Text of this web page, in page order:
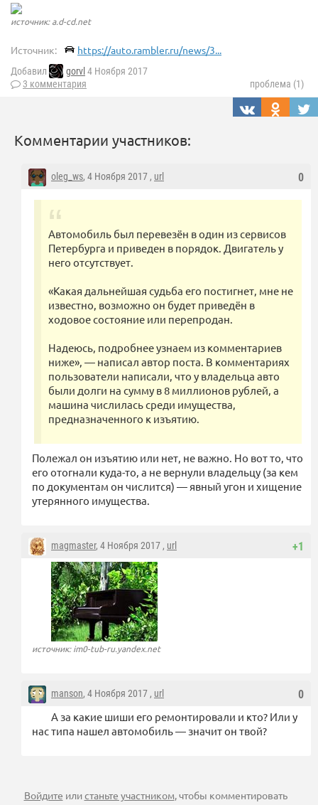
источник: a.d-cd.net
Источник: https://auto.rambler.ru/news/3...
Добавил gorvl 4 Ноября 2017
3 комментария
проблема (1)
Комментарии участников:
0
oleg_ws, 4 Ноября 2017 , url
Автомобиль был перевезён в один из сервисов
Петербурга и приведен в порядок. Двигатель у
него отсутствует.
«Какая дальнейшая судьба его постигнет, мне не
известно, возможно он будет приведён в
ходовое состояние или перепродан.
Надеюсь, подробнее узнаем из комментариев
ниже», — написал автор поста. В комментариях
пользователи написали, что у владельца авто
были долги на сумму в 8 миллионов рублей, а
машина числилась среди имущества,
предназначенного к изъятию.
Полежал он изъятию или нет, не важно. Но вот то, что
его отогнали куда-то, а не вернули владельцу (за кем
по документам он числится) — явный угон и хищение
утерянного имущества.
+1
magmaster, 4 Ноября 2017 , url
источник: im0-tub-ru.yandex.net
0
manson, 4 Ноября 2017 , url
А за какие шиши его ремонтировали и кто? Или у
нас типа нашел автомобиль — значит он твой?
Войдите илистаньте участником, чтобы комментировать